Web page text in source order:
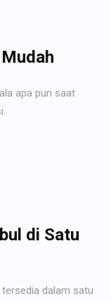
apa pun saat
di Satu
dalam satu